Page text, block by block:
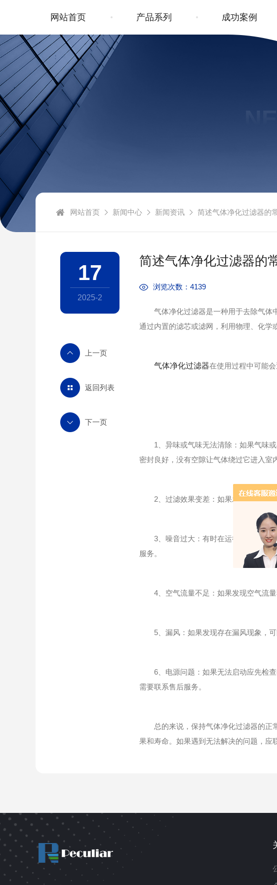
网站首页 产品系列 成功案例
网站首页 新闻中心 新闻资讯 简述气体净化过滤器的
简述气体净化过滤器的
浏览次数：4139
气体净化过滤器是一种用于去除气体中
通过内置的滤芯或滤网，利用物理、化学
气体净化过滤器在使用过程中可能
1、异味或气味无法清除：如果气味或
密封良好，没有空隙让气体绕过它进入室
2、过滤效果变差：如果发现过滤效果
3、噪音过大：有时在运行过程中可能
服务。
4、空气流量不足：如果发现空气流量
5、漏风：如果发现存在漏风现象，可
6、电源问题：如果无法启动应先检查
需要联系售后服务。
总的来说，保持气体净化过滤器的正常
果和寿命。如果遇到无法解决的问题，应
17
2025-2
返回列表